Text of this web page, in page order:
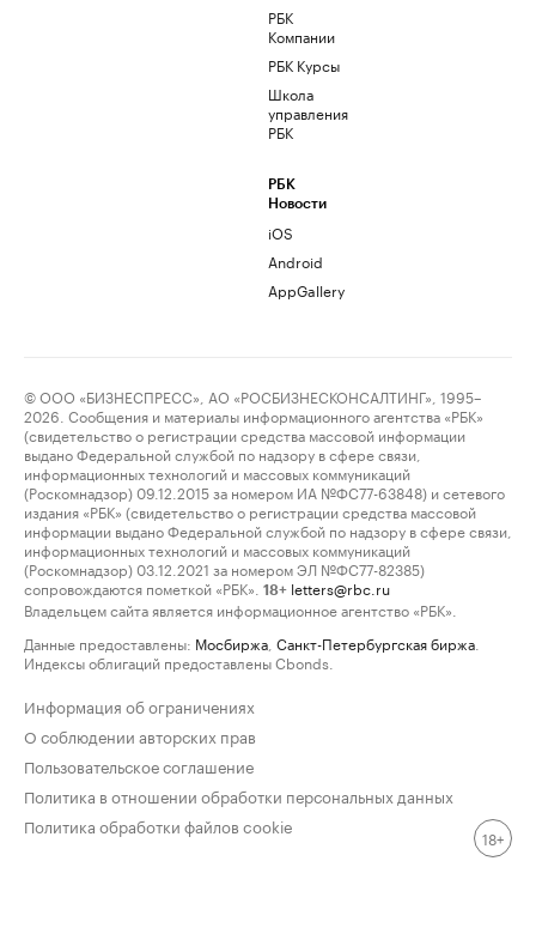
РБК
Компании
РБК Курсы
Школа
управления
РБК
РБК
Новости
iOS
Android
AppGallery
© ООО «БИЗНЕСПРЕСС», АО «РОСБИЗНЕСКОНСАЛТИНГ», 1995–
2026. Сообщения и материалы информационного агентства «РБК»
(свидетельство о регистрации средства массовой информации
выдано Федеральной службой по надзору в сфере связи,
информационных технологий и массовых коммуникаций
(Роскомнадзор) 09.12.2015 за номером ИА №ФС77-63848) и сетевого
издания «РБК» (свидетельство о регистрации средства массовой
информации выдано Федеральной службой по надзору в сфере связи,
информационных технологий и массовых коммуникаций
(Роскомнадзор) 03.12.2021 за номером ЭЛ №ФС77-82385)
сопровождаются пометкой «РБК».
18+ letters@rbc.ru
Владельцем сайта является информационное агентство «РБК».
Данные предоставлены: Мосбиржа Санкт-Петербургская биржа
Индексы облигаций предоставлены Cbonds.
Информация об ограничениях
О соблюдении авторских прав
Пользовательское соглашение
Политика в отношении обработки персональных данных
Политика обработки файлов cookie
18+